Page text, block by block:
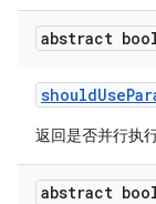
abstract
shouldUse
返回是否并行执
abstract